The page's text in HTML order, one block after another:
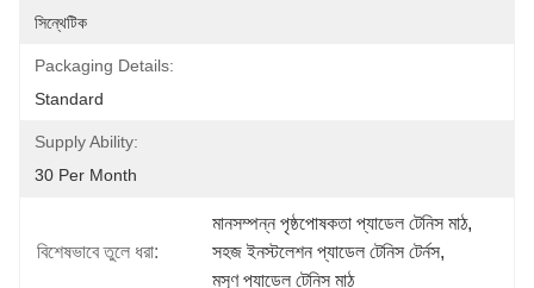
সিন্থেটিক
Packaging Details:
Standard
Supply Ability:
30 Per Month
বিশেষভাবে তুলে ধরা:
মানসম্পন্ন পৃষ্ঠপোষকতা প্যাডেল টেনিস মাঠ,
সহজ ইনস্টলেশন প্যাডেল টেনিস টের্নস,
মসৃণ প্যাডেল টেনিস মাঠ